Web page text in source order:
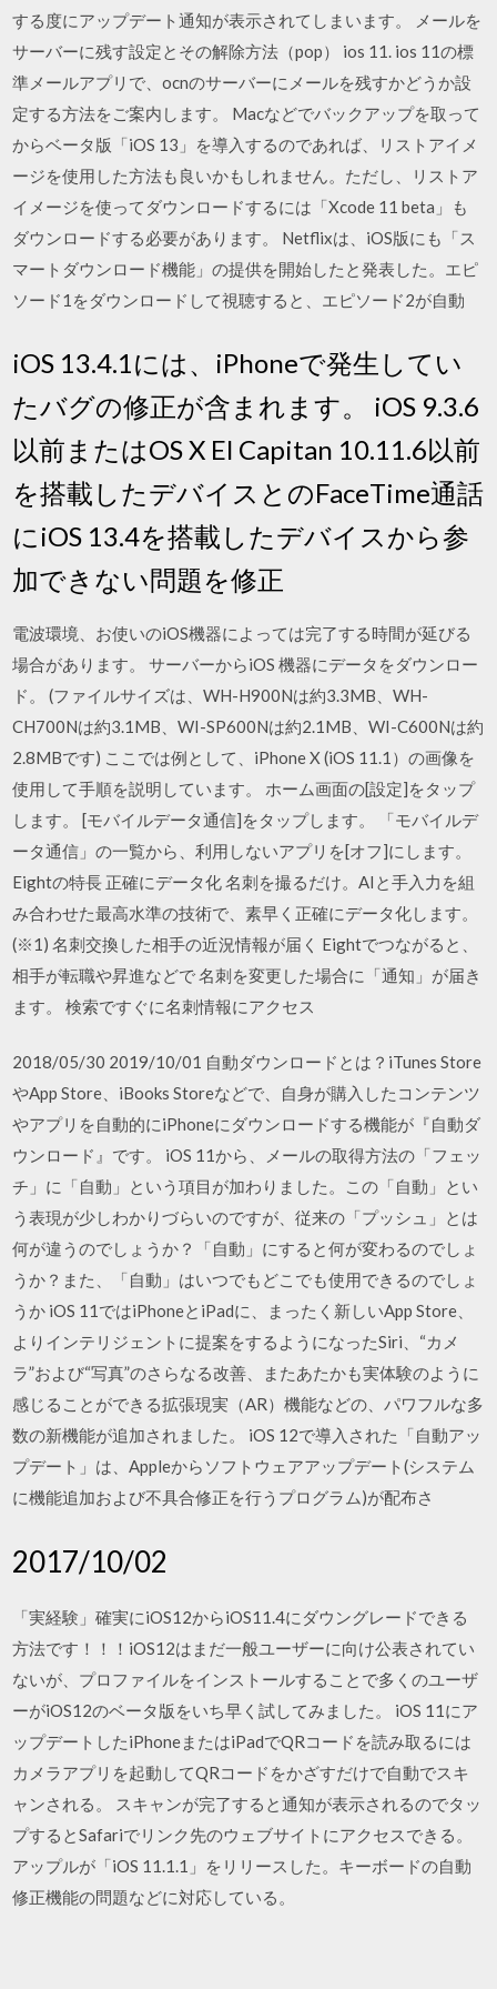
する度にアップデート通知が表示されてしまいます。 メールを
サーバーに残す設定とその解除方法（pop） ios 11. ios 11の標
準メールアプリで、ocnのサーバーにメールを残すかどうか設
定する方法をご案内します。 Macなどでバックアップを取って
からベータ版「iOS 13」を導入するのであれば、リストアイメ
ージを使用した方法も良いかもしれません。ただし、リストア
イメージを使ってダウンロードするには「Xcode 11 beta」も
ダウンロードする必要があります。 Netflixは、iOS版にも「ス
マートダウンロード機能」の提供を開始したと発表した。エピ
ソード1をダウンロードして視聴すると、エピソード2が自動
iOS 13.4.1には、iPhoneで発生してい
たバグの修正が含まれます。 iOS 9.3.6
以前またはOS X El Capitan 10.11.6以前
を搭載したデバイスとのFaceTime通話
にiOS 13.4を搭載したデバイスから参
加できない問題を修正
電波環境、お使いのiOS機器によっては完了する時間が延びる
場合があります。 サーバーからiOS 機器にデータをダウンロー
ド。 (ファイルサイズは、WH-H900Nは約3.3MB、WH-
CH700Nは約3.1MB、WI-SP600Nは約2.1MB、WI-C600Nは約
2.8MBです) ここでは例として、iPhone X (iOS 11.1）の画像を
使用して手順を説明しています。 ホーム画面の[設定]をタップ
します。 [モバイルデータ通信]をタップします。 「モバイルデ
ータ通信」の一覧から、利用しないアプリを[オフ]にします。 ‎
Eightの特長 正確にデータ化 名刺を撮るだけ。AIと手入力を組
み合わせた最高水準の技術で、素早く正確にデータ化します。
(※1) 名刺交換した相手の近況情報が届く Eightでつながると、
相手が転職や昇進などで 名刺を変更した場合に「通知」が届き
ます。 検索ですぐに名刺情報にアクセス
2018/05/30 2019/10/01 自動ダウンロードとは？iTunes Store
やApp Store、iBooks Storeなどで、自身が購入したコンテンツ
やアプリを自動的にiPhoneにダウンロードする機能が『自動ダ
ウンロード』です。 iOS 11から、メールの取得方法の「フェッ
チ」に「自動」という項目が加わりました。この「自動」とい
う表現が少しわかりづらいのですが、従来の「プッシュ」とは
何が違うのでしょうか？「自動」にすると何が変わるのでしょ
うか？また、「自動」はいつでもどこでも使用できるのでしょ
うか iOS 11ではiPhoneとiPadに、まったく新しいApp Store、
よりインテリジェントに提案をするようになったSiri、“カメ
ラ”および“写真”のさらなる改善、またあたかも実体験のように
感じることができる拡張現実（AR）機能などの、パワフルな多
数の新機能が追加されました。 iOS 12で導入された「自動アッ
プデート」は、Appleからソフトウェアアップデート(システム
に機能追加および不具合修正を行うプログラム)が配布さ
2017/10/02
「実経験」確実にiOS12からiOS11.4にダウングレードできる
方法です！！！iOS12はまだ一般ユーザーに向け公表されてい
ないが、プロファイルをインストールすることで多くのユーザ
ーがiOS12のベータ版をいち早く試してみました。 iOS 11にア
ップデートしたiPhoneまたはiPadでQRコードを読み取るには
カメラアプリを起動してQRコードをかざすだけで自動でスキ
ャンされる。 スキャンが完了すると通知が表示されるのでタッ
プするとSafariでリンク先のウェブサイトにアクセスできる。
アップルが「iOS 11.1.1」をリリースした。キーボードの自動
修正機能の問題などに対応している。